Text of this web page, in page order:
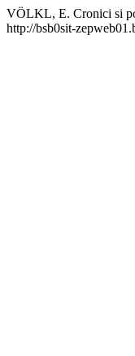
VÖLKL, E. Cronici si
http://bsb0sit-